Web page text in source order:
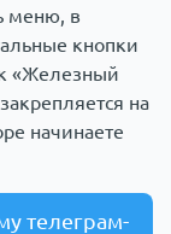
меню, в
кнопки
«Железный
на
начинаете
телеграм-